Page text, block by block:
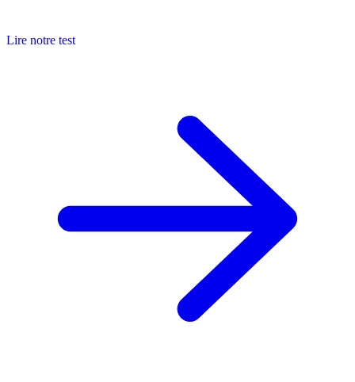
Lire notre test